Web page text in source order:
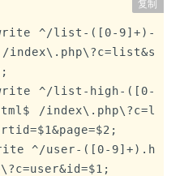
^/list-([0-9]+)-
^/list-high-([0-
/index\.php\?c=l
^/user-([0-9]+).h
复制